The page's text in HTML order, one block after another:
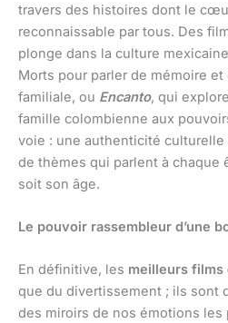
travers des histoires dont le
reconnaissable par tous. Des
plonge dans la culture
Morts pour parler de mémoire
familiale, ou Encanto, qui
famille colombienne aux
voie : une authenticité culturelle
de thèmes qui parlent à chaque
soit son âge.
Le pouvoir rassembleur d’une
En définitive, les meilleurs films
que du divertissement ; ils sont
des miroirs de nos émotions